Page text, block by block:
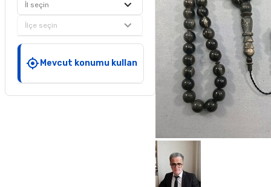
İl seçin
İlçe seçin
Mevcut konumu kullan